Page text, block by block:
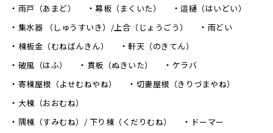
雨戸（あまど）
幕板（まくいた）
這樋（はいどい）
集水器 （しゅうすいき）/上合（じょうごう）
雨どい
棟板金（むねばんきん）
軒天（のきてん）
破風（はふ）
貫板（ぬきいた）
ケラバ
寄棟屋根（よせむねやね）
切妻屋根（きりづまやね）
大棟（おおむね）
隅棟（すみむね）/ 下り棟（くだりむね）
ドーマー